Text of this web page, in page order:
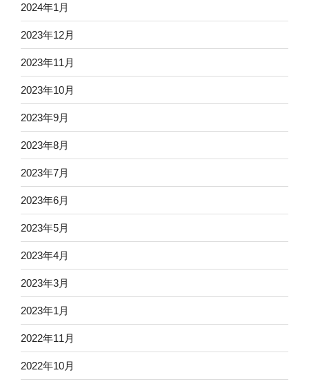
2024年1月
2023年12月
2023年11月
2023年10月
2023年9月
2023年8月
2023年7月
2023年6月
2023年5月
2023年4月
2023年3月
2023年1月
2022年11月
2022年10月